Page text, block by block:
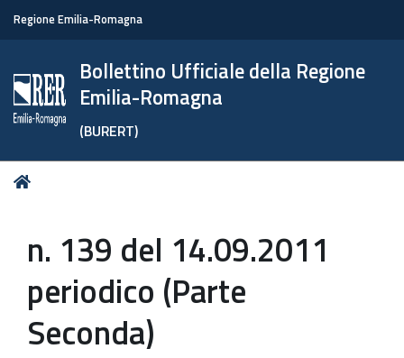
Regione Emilia-Romagna
Bollettino Ufficiale della Regione
Emilia-Romagna
(BURERT)
Tu
n. 139 del 14.09.2011
periodico (Parte
Seconda)